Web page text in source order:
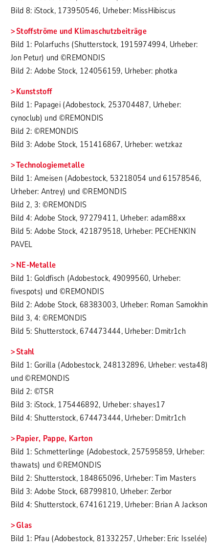
Bild 8: iStock, 173950546, Urheber: MissHibiscus
Stoffströme und Klimaschutzbeiträge
Bild 1: Polarfuchs (Shutterstock, 1915974994, Urheber:
Jon Petur) und ©REMONDIS
Bild 2: Adobe Stock, 124056159, Urheber: photka
Kunststoff
Bild 1: Papagei (Adobestock, 253704487, Urheber:
cynoclub) und ©REMONDIS
Bild 2: ©REMONDIS
Bild 3: Adobe Stock, 151416867, Urheber: wetzkaz
Technologiemetalle
Bild 1: Ameisen (Adobestock, 53218054 und 61578546,
Urheber: Antrey) und ©REMONDIS
Bild 2, 3: ©REMONDIS
Bild 4: Adobe Stock, 97279411, Urheber: adam88xx
Bild 5: Adobe Stock, 421879518, Urheber: PECHENKIN
PAVEL
NE-Metalle
Bild 1: Goldfisch (Adobestock, 49099560, Urheber:
fivespots) und ©REMONDIS
Bild 2: Adobe Stock, 68383003, Urheber: Roman Samokhin
Bild 3, 4: ©REMONDIS
Bild 5: Shutterstock, 674473444, Urheber: Dmitr1ch
Stahl
Bild 1: Gorilla (Adobestock, 248132896, Urheber: vesta48)
und ©REMONDIS
Bild 2: ©TSR
Bild 3: iStock, 175446892, Urheber: shayes17
Bild 4: Shutterstock, 674473444, Urheber: Dmitr1ch
Papier, Pappe, Karton
Bild 1: Schmetterlinge (Adobestock, 257595859, Urheber:
thawats) und ©REMONDIS
Bild 2: Shutterstock, 184865096, Urheber: Tim Masters
Bild 3: Adobe Stock, 68799810, Urheber: Zerbor
Bild 4: Shutterstock, 674161219, Urheber: Brian A Jackson
Glas
Bild 1: Pfau (Adobestock, 81332257, Urheber: Eric Isselée)